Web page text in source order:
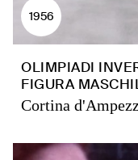
1956
OLIMPIADI
FIGURA
Cortina